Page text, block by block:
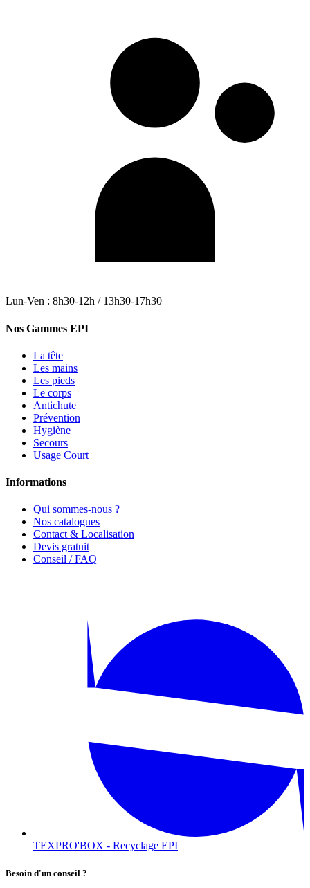
Lun-Ven : 8h30-12h / 13h30-17h30
Nos Gammes EPI
La tête
Les mains
Les pieds
Le corps
Antichute
Prévention
Hygiène
Secours
Usage Court
Informations
Qui sommes-nous ?
Nos catalogues
Contact & Localisation
Devis gratuit
Conseil / FAQ
TEXPRO'BOX - Recyclage EPI
Besoin d'un conseil ?